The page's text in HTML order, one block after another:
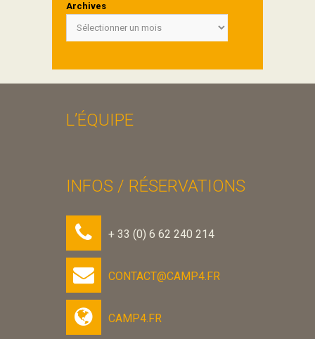
Archives
L’ÉQUIPE
INFOS / RÉSERVATIONS
+ 33 (0) 6 62 240 214
CONTACT@CAMP4.FR
CAMP4.FR